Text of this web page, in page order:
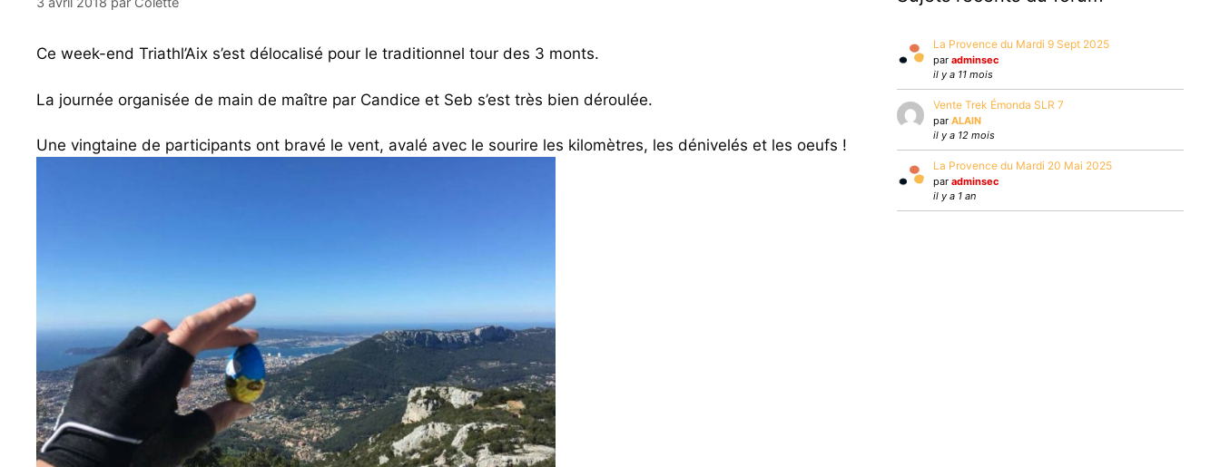
Ce week-end Triathl’Aix s’est délocalisé pour le traditionnel tour des 3 monts.
La journée organisée de main de maître par Candice et Seb s’est très bien déroulée.
Une vingtaine de participants ont bravé le vent, avalé avec le sourire les kilomètres, les dénivelés et les oeufs !
La Provence du Mardi 9 Sept 2025
par adminsec
il y a 11 mois
Vente Trek Émonda SLR 7
par ALAIN
il y a 12 mois
La Provence du Mardi 20 Mai 2025
par adminsec
il y a 1 an